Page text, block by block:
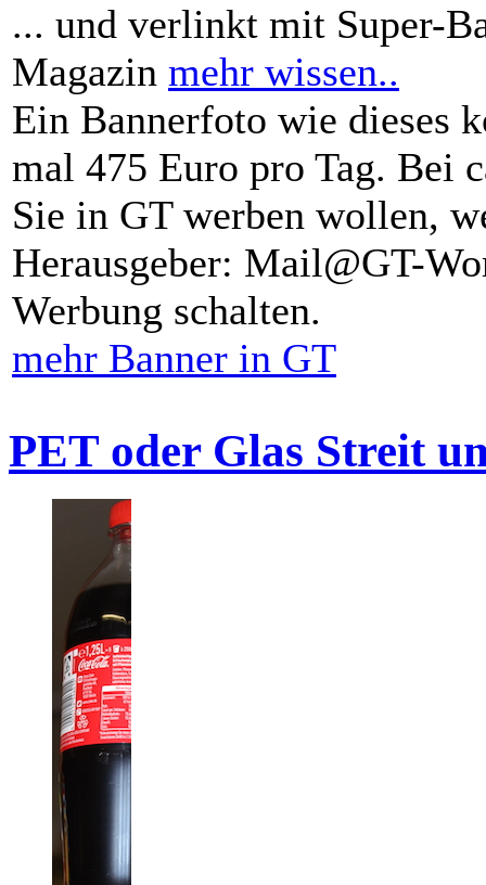
... und verlinkt mit Super-
Magazin mehr wissen..
Ein Bannerfoto wie dieses
mal 475 Euro pro Tag. Bei
Sie in GT werben wollen,
Herausgeber: Mail@GT-
Werbung schalten.
mehr Banner in GT
PET oder Glas Streit